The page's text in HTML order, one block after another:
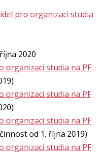
pro organizaci studia
2020
organizaci studia na PF
organizaci studia na PF
organizaci studia na PF
od 1. října 2019)
organizaci studia na PF